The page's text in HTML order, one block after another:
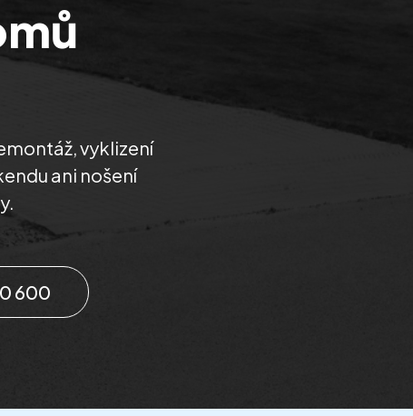
vyklizení
ani nošení
600